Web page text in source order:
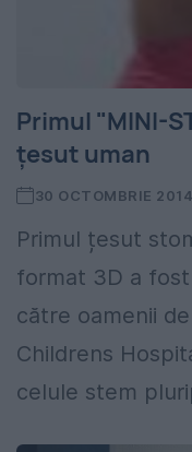
Primul "MINI-
ţesut uman
30 OCTOMBRIE 2014
Primul țesut
format 3D a
către oamenii
Childrens
celule stem